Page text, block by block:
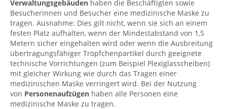
Verwaltungsgebäuden haben die Beschäftigten sowie
Besucherinnen und Besucher eine medizinische Maske zu
tragen. Ausnahme: Dies gilt nicht, wenn sie sich an einem
festen Platz aufhalten, wenn der Mindestabstand von 1,5
Metern sicher eingehalten wird oder wenn die Ausbreitung
übertragungsfähiger Tröpfchenpartikel durch geeignete
technische Vorrichtungen (zum Beispiel Plexiglasscheiben)
mit gleicher Wirkung wie durch das Tragen einer
medizinischen Maske verringert wird. Bei der Nutzung
von Personenaufzügen haben alle Personen eine
medizinische Maske zu tragen.